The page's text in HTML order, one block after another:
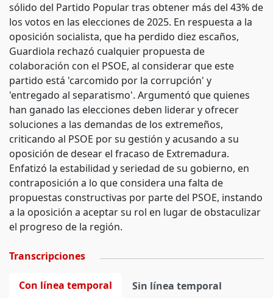
sólido del Partido Popular tras obtener más del 43% de
los votos en las elecciones de 2025. En respuesta a la
oposición socialista, que ha perdido diez escaños,
Guardiola rechazó cualquier propuesta de
colaboración con el PSOE, al considerar que este
partido está 'carcomido por la corrupción' y
'entregado al separatismo'. Argumentó que quienes
han ganado las elecciones deben liderar y ofrecer
soluciones a las demandas de los extremeños,
criticando al PSOE por su gestión y acusando a su
oposición de desear el fracaso de Extremadura.
Enfatizó la estabilidad y seriedad de su gobierno, en
contraposición a lo que considera una falta de
propuestas constructivas por parte del PSOE, instando
a la oposición a aceptar su rol en lugar de obstaculizar
el progreso de la región.
Transcripciones
Con línea temporal Sin línea temporal